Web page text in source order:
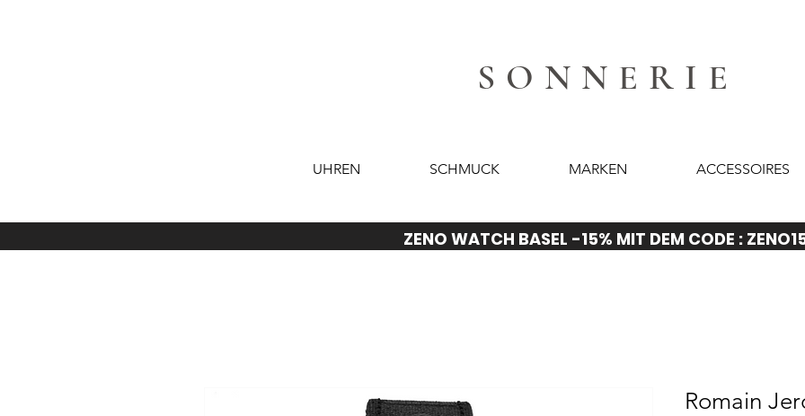
SONNERIE
UHREN SCHMUCK MARKEN ACCESSOIRES
ZENO WATCH BASEL -15% MIT DEM CODE :
Romain